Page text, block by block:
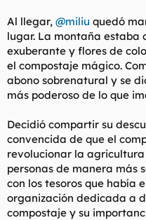
Al llegar, @miliu quedó
lugar. La montaña estaba
exuberante y flores de
el compostaje mágico.
abono sobrenatural y se
más poderoso de lo que
Decidió compartir su
convencida de que el
revolucionar la
personas de manera más
con los tesoros que había
organización dedicada a
compostaje y su